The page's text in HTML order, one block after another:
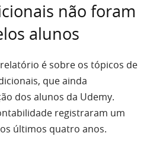
não foram
alunos
é sobre os tópicos de
que ainda
dos alunos da Udemy.
registraram um
últimos quatro anos.